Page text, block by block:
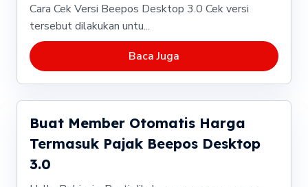
Cara Cek Versi Beepos Desktop 3.0 Cek versi
tersebut dilakukan untu...
Baca Juga
Buat Member Otomatis Harga
Termasuk Pajak Beepos Desktop
3.0